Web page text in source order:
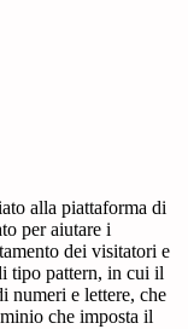
alla piattaforma di
per aiutare i
dei visitatori e
tipo pattern, in cui il
numeri e lettere, che
che imposta il